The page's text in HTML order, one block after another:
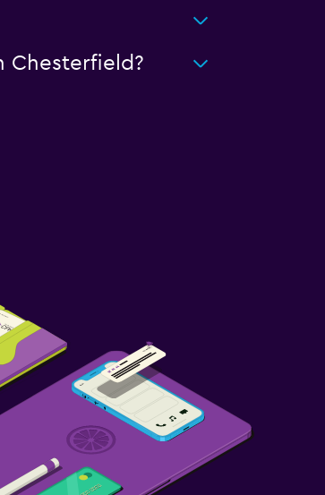
Chesterfield?